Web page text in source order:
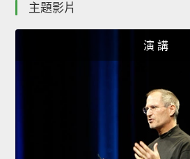
主題影片
演 講